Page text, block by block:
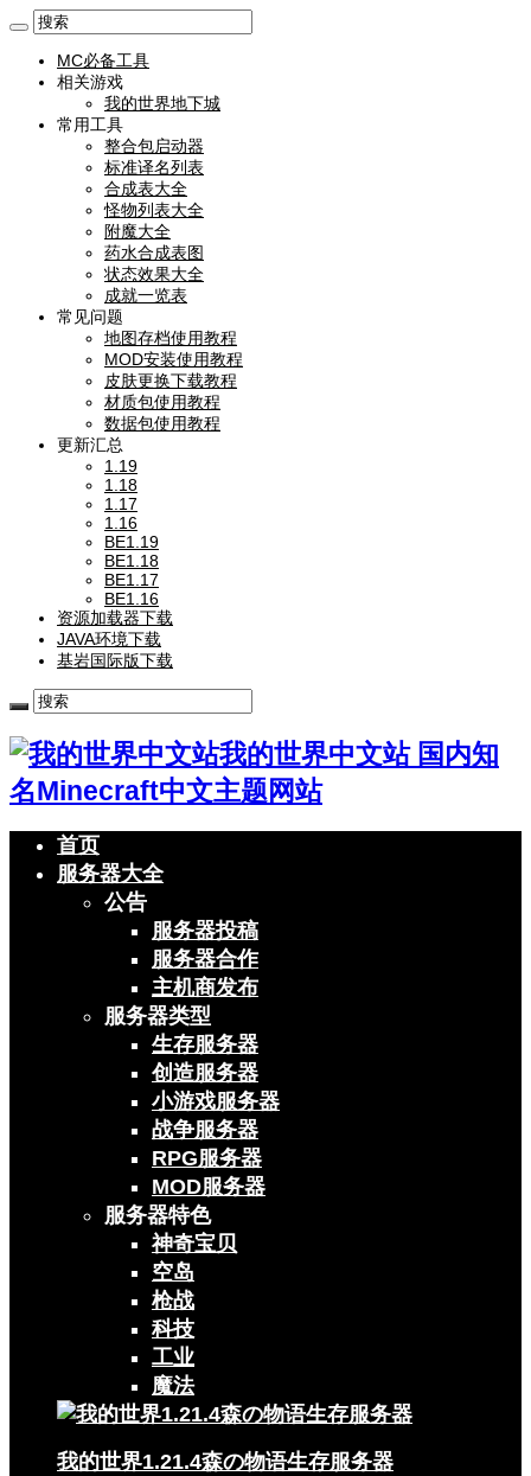
MC必备工具
相关游戏
我的世界地下城
常用工具
整合包启动器
标准译名列表
合成表大全
怪物列表大全
附魔大全
药水合成表图
状态效果大全
成就一览表
常见问题
地图存档使用教程
MOD安装使用教程
皮肤更换下载教程
材质包使用教程
数据包使用教程
更新汇总
1.19
1.18
1.17
1.16
BE1.19
BE1.18
BE1.17
BE1.16
资源加载器下载
JAVA环境下载
基岩国际版下载
我的世界中文站 国内知
名Minecraft中文主题网站
首页
服务器大全
公告
服务器投稿
服务器合作
主机商发布
服务器类型
生存服务器
创造服务器
小游戏服务器
战争服务器
RPG服务器
MOD服务器
服务器特色
神奇宝贝
空岛
枪战
科技
工业
魔法
我的世界1.21.4森の物语生存服务器